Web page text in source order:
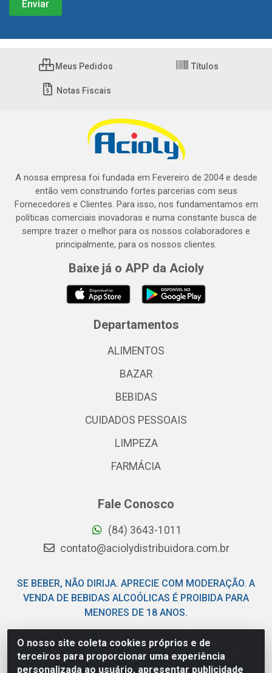
O nosso site coleta cookies próprios e de
terceiros para proporcionar uma experiência
personalizada ao usuário, apresentar publicidade
Meus Pedidos Títulos
Notas Fiscais
A nossa empresa foi fundada em Fevereiro de 2004 e desde
então vem construindo fortes parcerias com seus
Fornecedores e Clientes. Para isso, nos fundamentamos em
políticas comerciais inovadoras e numa constante busca de
sempre trazer o melhor para os nossos colaboradores e
principalmente, para os nossos clientes.
Baixe já o APP da Acioly
Departamentos
ALIMENTOS
BAZAR
BEBIDAS
CUIDADOS PESSOAIS
LIMPEZA
FARMÁCIA
Fale Conosco
(84) 3643-1011
contato@aciolydistribuidora.com.br
SE BEBER, NÃO DIRIJA. APRECIE COM MODERAÇÃO. A
VENDA DE BEBIDAS ALCOÓLICAS É PROIBIDA PARA
MENORES DE 18 ANOS.
Acioly Distribuidora - Av Piloto Pereira Tim - Parque de
Exposições - Parnamirim/RN - CEP 59146-480 - CNPJ